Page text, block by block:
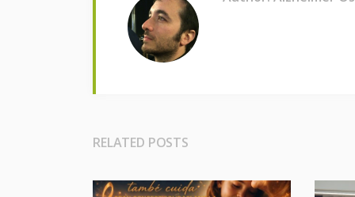
RELATED POSTS